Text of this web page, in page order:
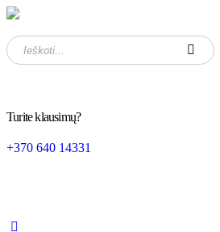
Turite klausimų?
+370 640 14331